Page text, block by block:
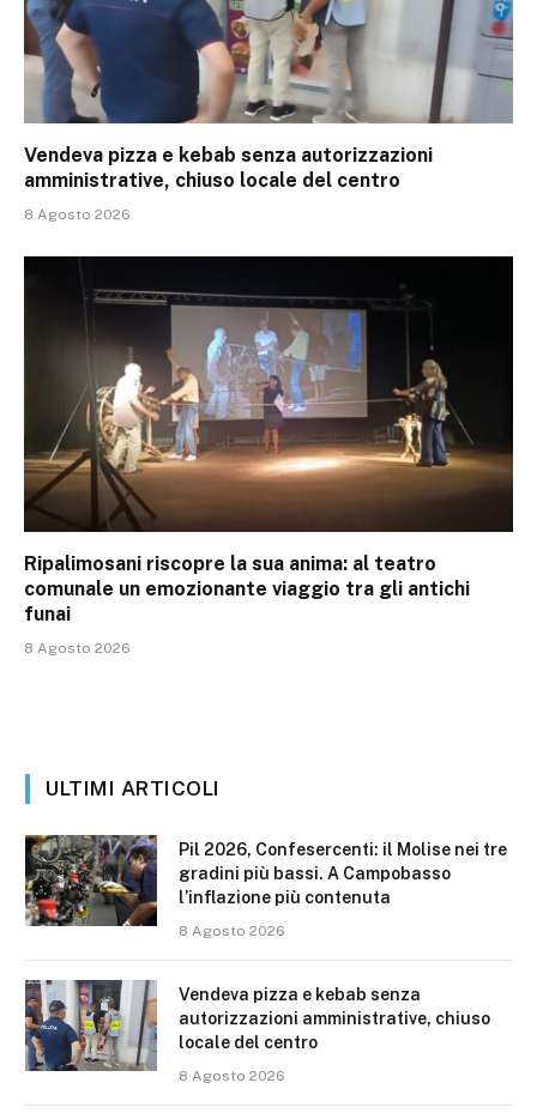
Vendeva pizza e kebab senza autorizzazioni
amministrative, chiuso locale del centro
8 Agosto 2026
Ripalimosani riscopre la sua anima: al teatro
comunale un emozionante viaggio tra gli antichi
funai
8 Agosto 2026
ULTIMI ARTICOLI
Pil 2026, Confesercenti: il Molise nei tre
gradini più bassi. A Campobasso
l’inflazione più contenuta
8 Agosto 2026
Vendeva pizza e kebab senza
autorizzazioni amministrative, chiuso
locale del centro
8 Agosto 2026